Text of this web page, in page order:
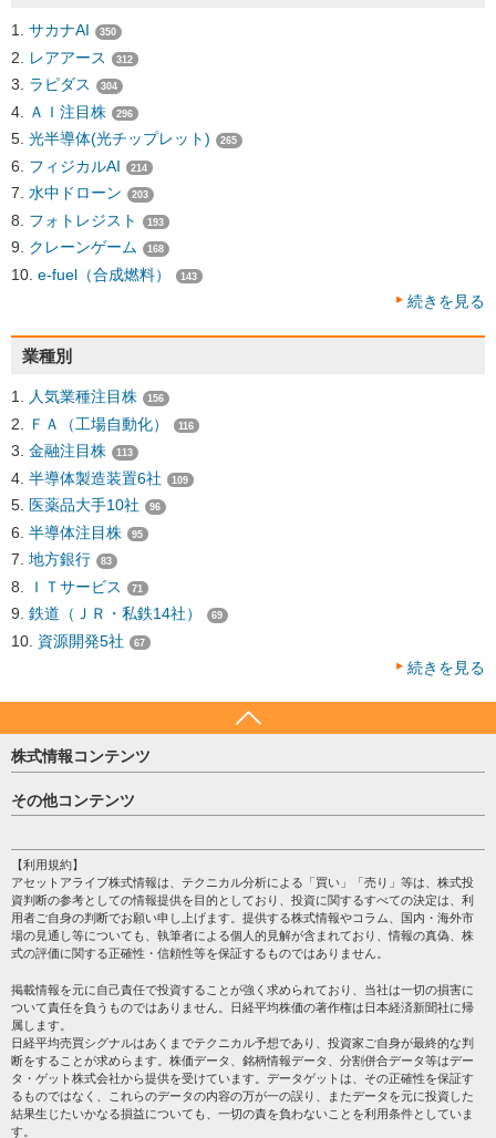
サカナAI 350
レアアース 312
ラピダス 304
ＡＩ注目株 296
光半導体(光チップレット) 265
フィジカルAI 214
水中ドローン 203
フォトレジスト 193
クレーンゲーム 168
e-fuel（合成燃料） 143
続きを見る
業種別
人気業種注目株 156
ＦＡ（工場自動化） 116
金融注目株 113
半導体製造装置6社 109
医薬品大手10社 96
半導体注目株 95
地方銀行 83
ＩＴサービス 71
鉄道（ＪＲ・私鉄14社） 69
資源開発5社 67
続きを見る
株式情報コンテンツ
日経平均
売買シグナル
株テーマ情報
海外市況
投資カレンダー
格付け情報
その他コンテンツ
個人情報保護方針
プライバシーポリシー
会社案内
サイトマップ
過去データ
【利用規約】
アセットアライブ株式情報は、テクニカル分析による「買い」「売り」等は、株式投
資判断の参考としての情報提供を目的としており、投資に関するすべての決定は、利
用者ご自身の判断でお願い申し上げます。提供する株式情報やコラム、国内・海外市
場の見通し等についても、執筆者による個人的見解が含まれており、情報の真偽、株
式の評価に関する正確性・信頼性等を保証するものではありません。
掲載情報を元に自己責任で投資することが強く求められており、当社は一切の損害に
ついて責任を負うものではありません。日経平均株価の著作権は日本経済新聞社に帰
属します。
日経平均売買シグナルはあくまでテクニカル予想であり、投資家ご自身が最終的な判
断をすることが求めらます。株価データ、銘柄情報データ、分割併合データ等はデー
タ・ゲット株式会社から提供を受けています。データゲットは、その正確性を保証す
るものではなく、これらのデータの内容の万が一の誤り、またデータを元に投資した
結果生じたいかなる損益についても、一切の責を負わないことを利用条件としていま
す。